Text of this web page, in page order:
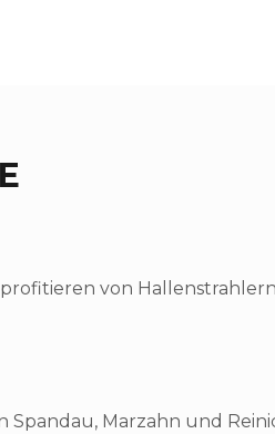
von
Marzahn und